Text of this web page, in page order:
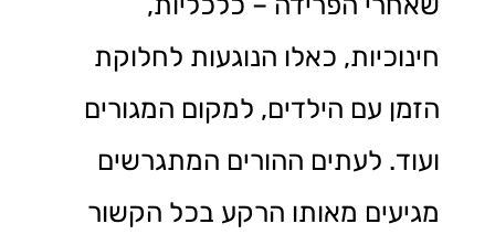
חינוכיות, כאלו הנוגעות לחלוקת
הזמן עם הילדים, למקום המגורים
ועוד. לעתים ההורים המתגרשים
מגיעים מאותו הרקע בכל הקשור